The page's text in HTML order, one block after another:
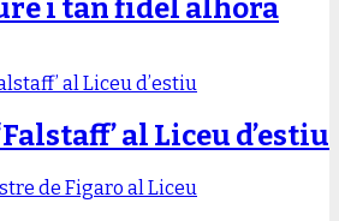
i tan fidel alhora
al Liceu d’estiu